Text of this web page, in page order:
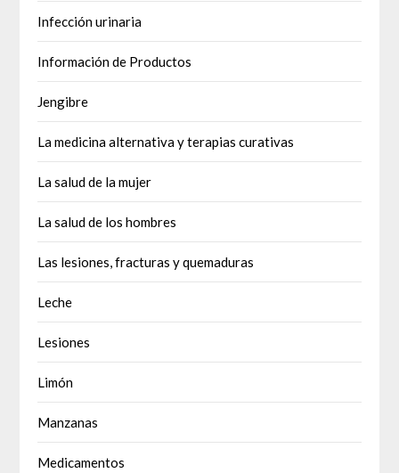
Infección urinaria
Información de Productos
Jengibre
La medicina alternativa y terapias curativas
La salud de la mujer
La salud de los hombres
Las lesiones, fracturas y quemaduras
Leche
Lesiones
Limón
Manzanas
Medicamentos